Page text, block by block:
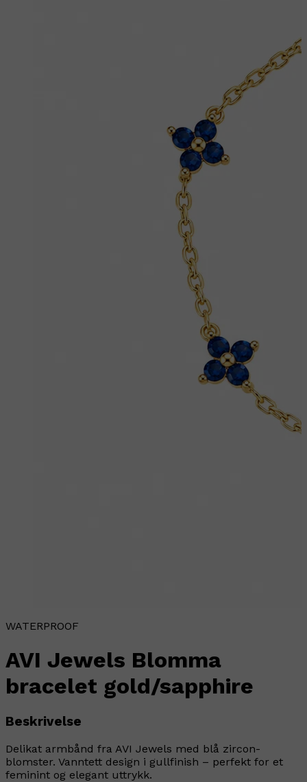
WATERPROOF
AVI Jewels Blomma
bracelet gold/sapphire
Beskrivelse
Delikat armbånd fra AVI Jewels med blå zircon-
blomster. Vanntett design i gullfinish – perfekt for et
feminint og elegant uttrykk.